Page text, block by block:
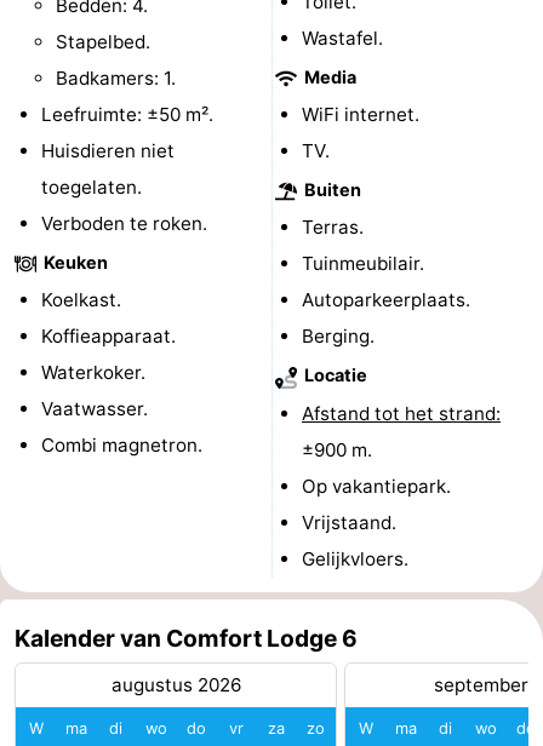
De
Oostende
-
Middelkerke
Westende
-
Oostduinkerke
Koksijde
-
Bedden: 4.
Stapelbed.
Badkamers: 1.
Leefruimte: ±50 m².
Huisdieren niet
toegelaten.
Verboden te roken.
Keuken
Koelkast.
Koffieapparaat.
Waterkoker.
Vaatwasser.
Combi magnetron.
Wastafel.
Media
WiFi internet.
TV.
Buiten
Terras.
Tuinmeubilair.
Autoparkeerplaats.
Berging.
Locatie
Afstand tot het strand:
±900 m.
Op vakantiepark.
Vrijstaand.
Gelijkvloers.
Kalender van Comfort Lodge 6
augustus 2026
W ma di wo do vr za zo
september
W ma di wo do